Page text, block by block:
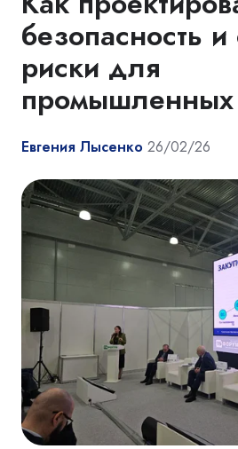
безопасность
риски для
промышленных
Евгения Лысенко 26/02/26